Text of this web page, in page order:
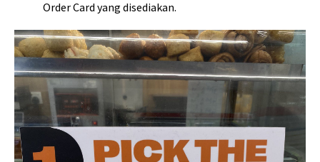
Order Card yang disediakan.